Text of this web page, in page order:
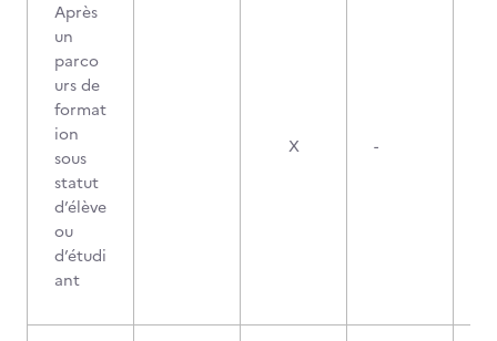
Après
un
parco
urs de
format
ion
sous
statut
d’élève
ou
d’étudi
ant
X -